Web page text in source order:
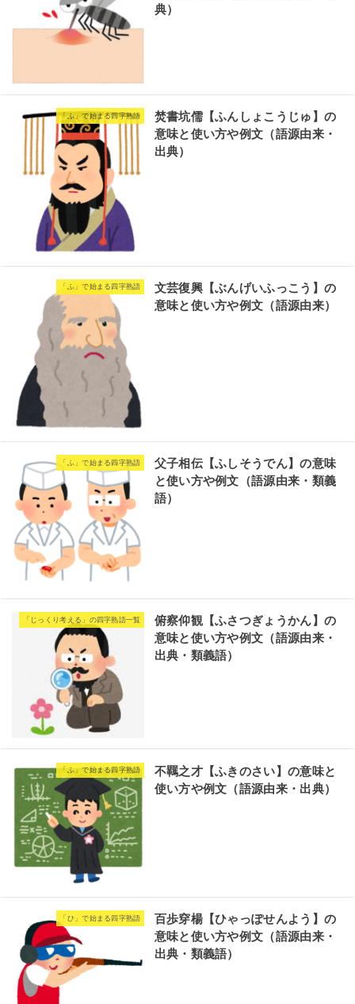
典）
「ふ」で始まる四字熟語
焚書坑儒【ふんしょこうじゅ】の
意味と使い方や例文（語源由来・
出典）
「ふ」で始まる四字熟語
文芸復興【ぶんげいふっこう】の
意味と使い方や例文（語源由来）
「ふ」で始まる四字熟語
父子相伝【ふしそうでん】の意味
と使い方や例文（語源由来・類義
語）
「じっくり考える」の四字熟語一覧
俯察仰観【ふさつぎょうかん】の
意味と使い方や例文（語源由来・
出典・類義語）
「ふ」で始まる四字熟語
不羈之才【ふきのさい】の意味と
使い方や例文（語源由来・出典）
「ひ」で始まる四字熟語
百歩穿楊【ひゃっぽせんよう】の
意味と使い方や例文（語源由来・
出典・類義語）